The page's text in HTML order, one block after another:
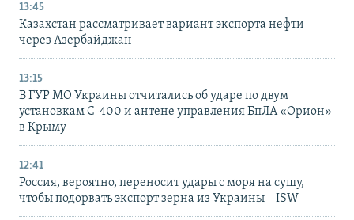
13:45
Казахстан рассматривает вариант экспорта нефти
через Азербайджан
13:15
В ГУР МО Украины отчитались об ударе по двум
установкам С-400 и антене управления БпЛА «Орион»
в Крыму
12:41
Россия, вероятно, переносит удары с моря на сушу,
чтобы подорвать экспорт зерна из Украины – ISW